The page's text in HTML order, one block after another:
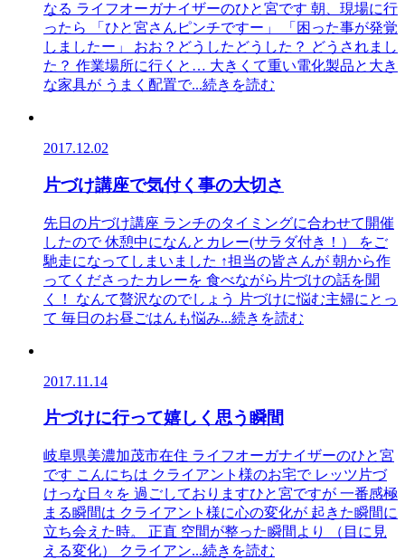
なる ライフオーガナイザーのひと宮です 朝、現場に行
ったら 「ひと宮さんピンチですー」 「困った事が発覚
しましたー」 おお？どうしたどうした？ どうされまし
た？ 作業場所に行くと… 大きくて重い電化製品と大き
な家具が うまく配置で...続きを読む
2017.12.02
片づけ講座で気付く事の大切さ
先日の片づけ講座 ランチのタイミングに合わせて開催
したので 休憩中になんとカレー(サラダ付き！） をご
馳走になってしまいました ↑担当の皆さんが 朝から作
ってくださったカレーを 食べながら片づけの話を聞
く！ なんて贅沢なのでしょう 片づけに悩む主婦にとっ
て 毎日のお昼ごはんも悩み...続きを読む
2017.11.14
片づけに行って嬉しく思う瞬間
岐阜県美濃加茂市在住 ライフオーガナイザーのひと宮
です こんにちは クライアント様のお宅で レッツ片づ
けっな日々を 過ごしておりますひと宮ですが 一番感極
まる瞬間は クライアント様に心の変化が 起きた瞬間に
立ち会えた時。 正直 空間が整った瞬間より （目に見
える変化） クライアン...続きを読む